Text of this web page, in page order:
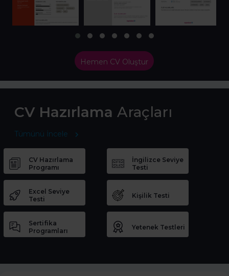
Hemen CV Oluştur
CV Hazırlama Araçları
Tümünü İncele
CV Hazırlama
Programı
İngilizce Seviye
Testi
Excel Seviye
Testi
Kişilik Testi
Sertifika
Programları
Yetenek Testleri